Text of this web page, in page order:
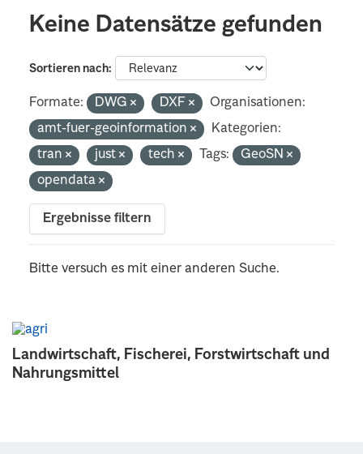
Landwirtschaft, Fischerei, Forstwirtschaft und
Nahrungsmittel
Keine Datensätze gefunden
Sortieren nach
Formate: DWG DXF
Organisationen:
amt-fuer-geoinformation
Kategorien:
tran
just tech Tags:
GeoSN
opendata
Ergebnisse filtern
Bitte versuch es mit einer anderen Suche.